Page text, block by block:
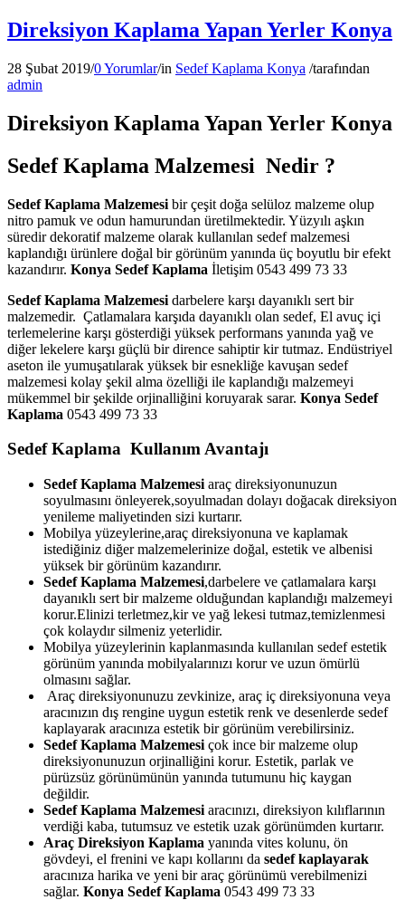
Direksiyon Kaplama Yapan Yerler Konya
28 Şubat 2019/0 Yorumlar/in Sedef Kaplama Konya /tarafından
admin
Direksiyon Kaplama Yapan Yerler Konya
Sedef Kaplama Malzemesi Nedir ?
Sedef Kaplama Malzemesi bir çeşit doğa selüloz malzeme olup
nitro pamuk ve odun hamurundan üretilmektedir. Yüzyılı aşkın
süredir dekoratif malzeme olarak kullanılan sedef malzemesi
kaplandığı ürünlere doğal bir görünüm yanında üç boyutlu bir efekt
kazandırır. Konya Sedef Kaplama İletişim 0543 499 73 33
Sedef Kaplama Malzemesi darbelere karşı dayanıklı sert bir
malzemedir. Çatlamalara karşıda dayanıklı olan sedef, El avuç içi
terlemelerine karşı gösterdiği yüksek performans yanında yağ ve
diğer lekelere karşı güçlü bir dirence sahiptir kir tutmaz. Endüstriyel
aseton ile yumuşatılarak yüksek bir esnekliğe kavuşan sedef
malzemesi kolay şekil alma özelliği ile kaplandığı malzemeyi
mükemmel bir şekilde orjinalliğini koruyarak sarar. Konya Sedef
Kaplama 0543 499 73 33
Sedef Kaplama Kullanım Avantajı
Sedef Kaplama Malzemesi araç direksiyonunuzun
soyulmasını önleyerek,soyulmadan dolayı doğacak direksiyon
yenileme maliyetinden sizi kurtarır.
Mobilya yüzeylerine,araç direksiyonuna ve kaplamak
istediğiniz diğer malzemelerinize doğal, estetik ve albenisi
yüksek bir görünüm kazandırır.
Sedef Kaplama Malzemesi,darbelere ve çatlamalara karşı
dayanıklı sert bir malzeme olduğundan kaplandığı malzemeyi
korur.Elinizi terletmez,kir ve yağ lekesi tutmaz,temizlenmesi
çok kolaydır silmeniz yeterlidir.
Mobilya yüzeylerinin kaplanmasında kullanılan sedef estetik
görünüm yanında mobilyalarınızı korur ve uzun ömürlü
olmasını sağlar.
Araç direksiyonunuzu zevkinize, araç iç direksiyonuna veya
aracınızın dış rengine uygun estetik renk ve desenlerde sedef
kaplayarak aracınıza estetik bir görünüm verebilirsiniz.
Sedef Kaplama Malzemesi çok ince bir malzeme olup
direksiyonunuzun orjinalliğini korur. Estetik, parlak ve
pürüzsüz görünümünün yanında tutumunu hiç kaygan
değildir.
Sedef Kaplama Malzemesi aracınızı, direksiyon kılıflarının
verdiği kaba, tutumsuz ve estetik uzak görünümden kurtarır.
Araç Direksiyon Kaplama yanında vites kolunu, ön
gövdeyi, el frenini ve kapı kollarını da sedef kaplayarak
aracınıza harika ve yeni bir araç görünümü verebilmenizi
sağlar. Konya Sedef Kaplama 0543 499 73 33